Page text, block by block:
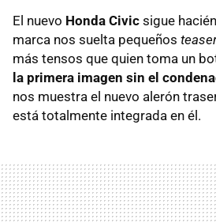
El nuevo Honda Civic sigue
marca nos suelta pequeños
más tensos que quien toma un
la primera imagen sin el
nos muestra el nuevo alerón
está totalmente integrada en él.